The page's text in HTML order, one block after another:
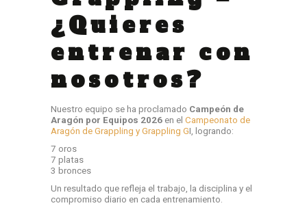
¿Quieres
entrenar con
nosotros?
Nuestro equipo se ha proclamado Campeón de
Aragón por Equipos 2026 en el Campeonato de
Aragón de Grappling y Grappling GI, logrando:
7 oros
7 platas
3 bronces
Un resultado que refleja el trabajo, la disciplina y el
compromiso diario en cada entrenamiento.